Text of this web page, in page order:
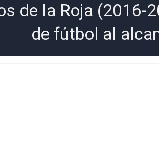
de la Roja (2016-
de fútbol al